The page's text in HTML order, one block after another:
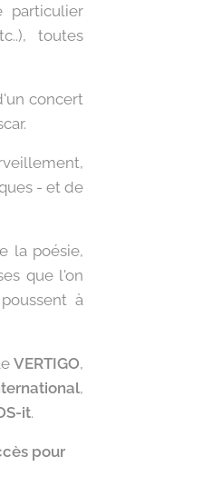
particulier
toutes
concert
- et de
la poésie,
que l'on
à
VERTIGO,
,
it.
pour